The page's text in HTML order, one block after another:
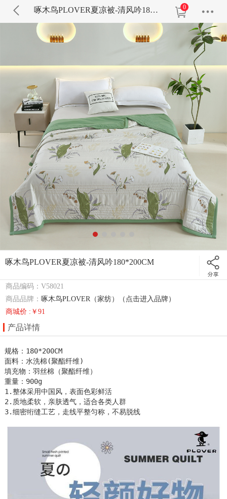
啄木鸟PLOVER夏凉被-清风吟180*200CM 0
啄木鸟PLOVER夏凉被-清风吟180*200CM
商品编码：V58021
商品品牌：啄木鸟PLOVER（家纺）（点击进入品牌）
商城价 :￥91
产品详情
规格：180*200CM
面料：水洗棉(聚酯纤维)
填充物：羽丝棉（聚酯纤维）
重量：900g
1.整体采用中国风，表面色彩鲜活
2.质地柔软，亲肤透气，适合各类人群
3.细密绗缝工艺，走线平整匀称，不易脱线